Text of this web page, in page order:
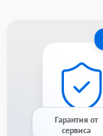
Гарантия от
сервиса